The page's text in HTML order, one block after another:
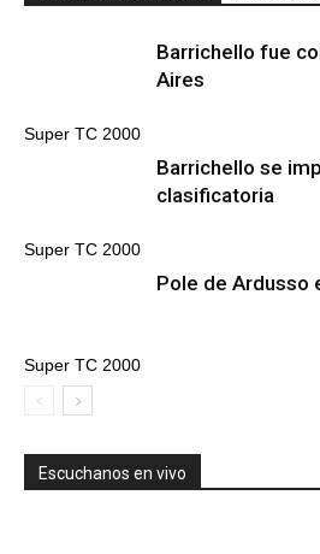
Super TC 2000
Barrichello fue
Aires
Super TC 2000
Barrichello se
clasificatoria
Super TC 2000
Pole de Ardusso
Escuchanos en vivo